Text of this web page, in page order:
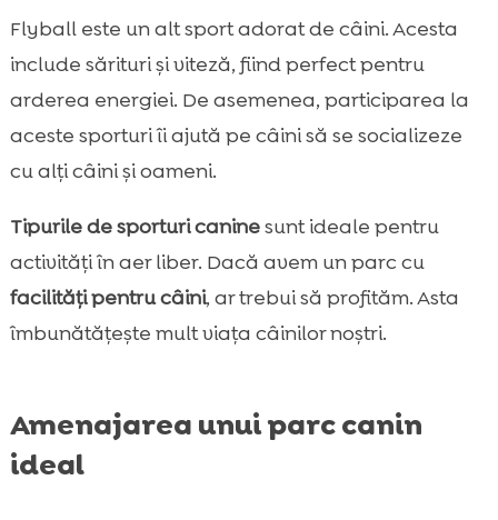
Flyball este un alt sport adorat de câini. Acesta
include sărituri și viteză, fiind perfect pentru
arderea energiei. De asemenea, participarea la
aceste sporturi îi ajută pe câini să se socializeze
cu alți câini și oameni.
Tipurile de sporturi caninesunt ideale pentru
activități în aer liber. Dacă avem un parc cu
facilități pentru câini, ar trebui să profităm. Asta
îmbunătățește mult viața câinilor noștri.
Amenajarea unui parc canin
ideal